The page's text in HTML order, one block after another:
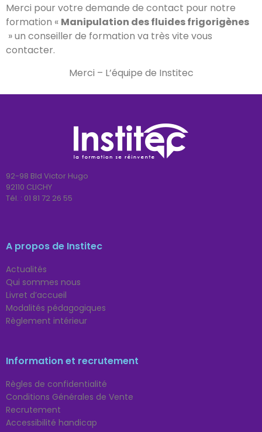
Merci pour votre demande de contact pour notre
formation « Manipulation des fluides frigorigènes
» un conseiller de formation va très vite vous
contacter.
Merci – L’équipe de Institec
92-98 Bld Victor Hugo
92110 CLICHY
Tél. : 01 81 72 26 55
A propos de Institec
Actualités
Qui sommes nous
Livret d’accueil
Modalités pédagogiques
Règlement intérieur
Information et recrutement
Règles de confidentialité
Conditions Générales de Vente
Recrutement
Accessibilité handicap